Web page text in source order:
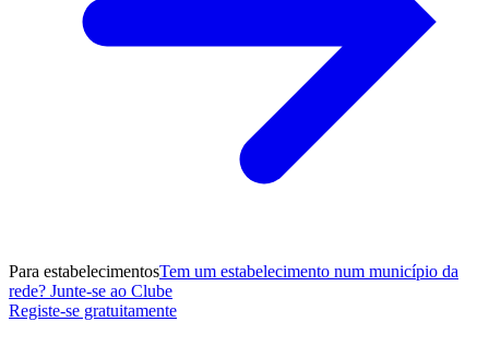
Para estabelecimentosTem um estabelecimento num município da
rede? Junte-se ao Clube
Registe-se gratuitamente